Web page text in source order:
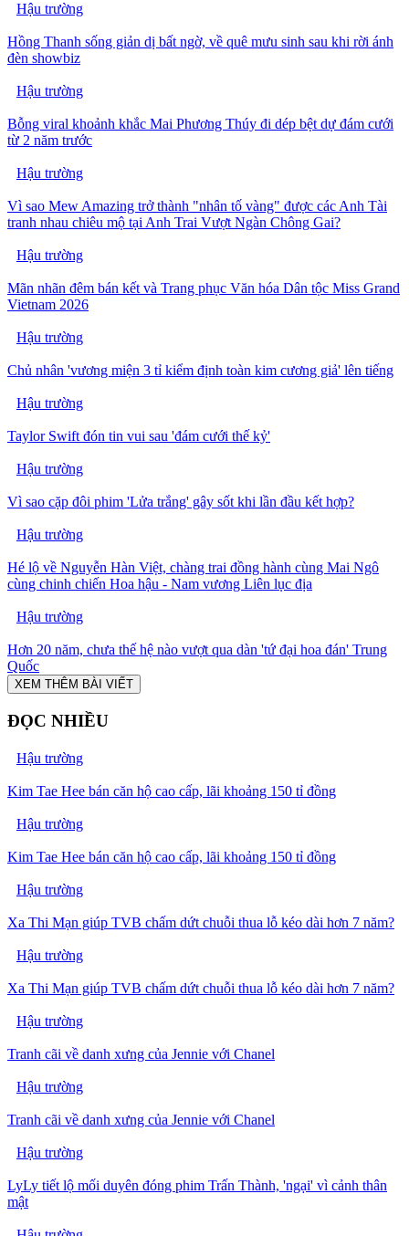
Hậu trường
Hồng Thanh sống giản dị bất ngờ, về quê mưu sinh sau khi rời ánh
đèn showbiz
Hậu trường
Bỗng viral khoảnh khắc Mai Phương Thúy đi dép bệt dự đám cưới
từ 2 năm trước
Hậu trường
Vì sao Mew Amazing trở thành "nhân tố vàng" được các Anh Tài
tranh nhau chiêu mộ tại Anh Trai Vượt Ngàn Chông Gai?
Hậu trường
Mãn nhãn đêm bán kết và Trang phục Văn hóa Dân tộc Miss Grand
Vietnam 2026
Hậu trường
Chủ nhân 'vương miện 3 tỉ kiểm định toàn kim cương giả' lên tiếng
Hậu trường
Taylor Swift đón tin vui sau 'đám cưới thế kỷ'
Hậu trường
Vì sao cặp đôi phim 'Lửa trắng' gây sốt khi lần đầu kết hợp?
Hậu trường
Hé lộ về Nguyễn Hàn Việt, chàng trai đồng hành cùng Mai Ngô
cùng chinh chiến Hoa hậu - Nam vương Liên lục địa
Hậu trường
Hơn 20 năm, chưa thế hệ nào vượt qua dàn 'tứ đại hoa đán' Trung
Quốc
XEM THÊM BÀI VIẾT
ĐỌC NHIỀU
Hậu trường
Kim Tae Hee bán căn hộ cao cấp, lãi khoảng 150 tỉ đồng
Hậu trường
Kim Tae Hee bán căn hộ cao cấp, lãi khoảng 150 tỉ đồng
Hậu trường
Xa Thi Mạn giúp TVB chấm dứt chuỗi thua lỗ kéo dài hơn 7 năm?
Hậu trường
Xa Thi Mạn giúp TVB chấm dứt chuỗi thua lỗ kéo dài hơn 7 năm?
Hậu trường
Tranh cãi về danh xưng của Jennie với Chanel
Hậu trường
Tranh cãi về danh xưng của Jennie với Chanel
Hậu trường
LyLy tiết lộ mối duyên đóng phim Trấn Thành, 'ngại' vì cảnh thân
mật